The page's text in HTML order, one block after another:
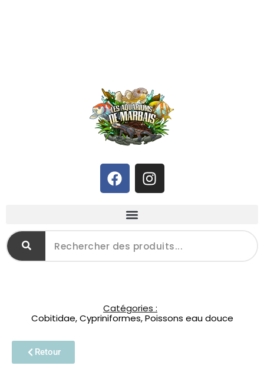
Catégories :
Cobitidae,Cypriniformes,Poissons eau douce
Retour